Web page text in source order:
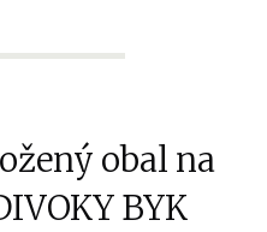
obal na
BYK